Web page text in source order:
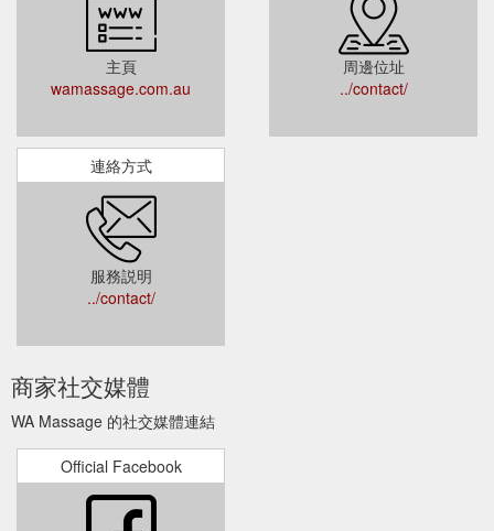
主頁
wamassage.com.au
周邊位址
../contact/
連絡方式
服務説明
../contact/
商家社交媒體
WA Massage 的社交媒體連結
Official Facebook